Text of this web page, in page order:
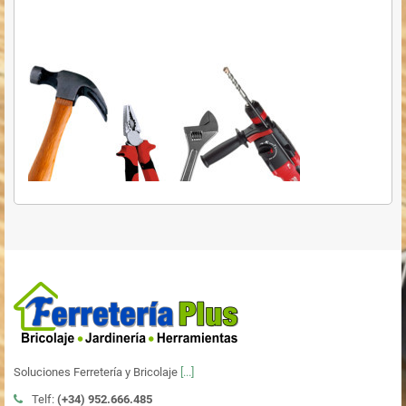
Soluciones Ferretería y Bricolaje [...]
Telf: (+34) 952.666.485